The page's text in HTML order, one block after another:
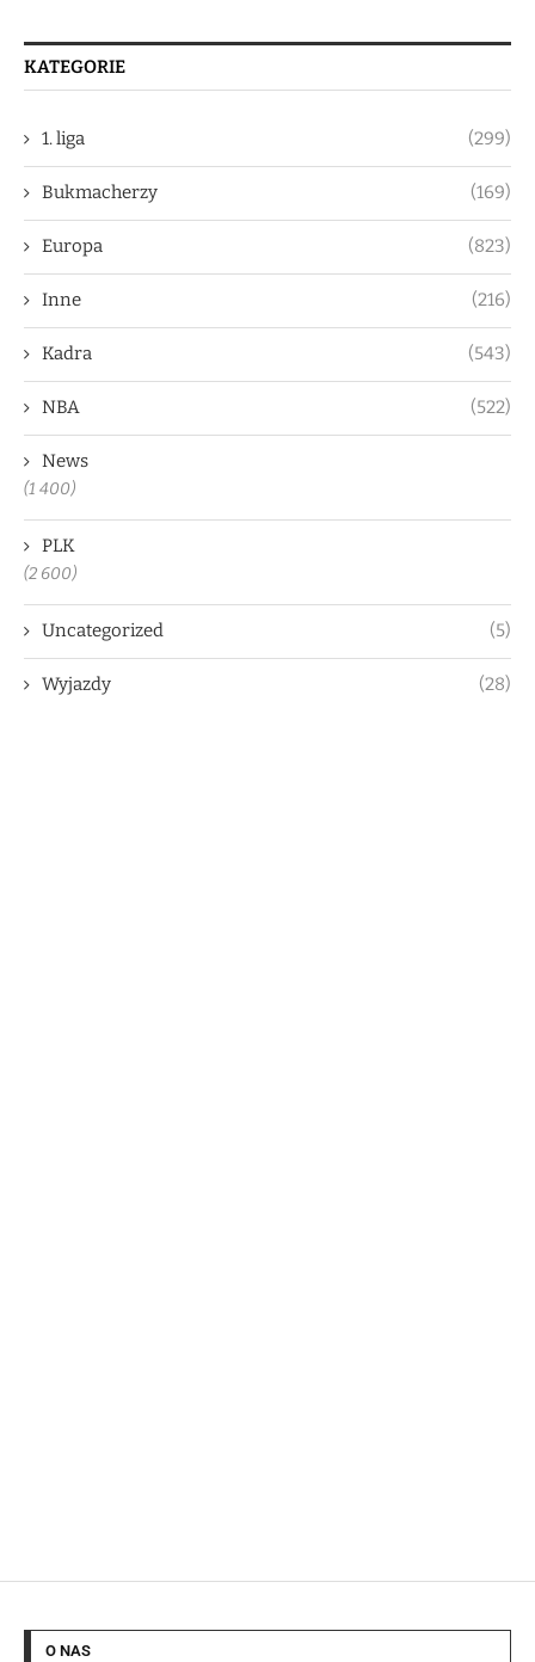
KATEGORIE
1. liga (299)
Bukmacherzy (169)
Europa (823)
Inne (216)
Kadra (543)
NBA (522)
News
(1 400)
PLK
(2 600)
Uncategorized (5)
Wyjazdy (28)
O NAS